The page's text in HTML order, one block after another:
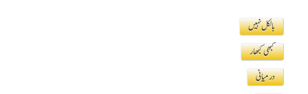
بالکل نہیں
کبھی کبھار
درمیانی